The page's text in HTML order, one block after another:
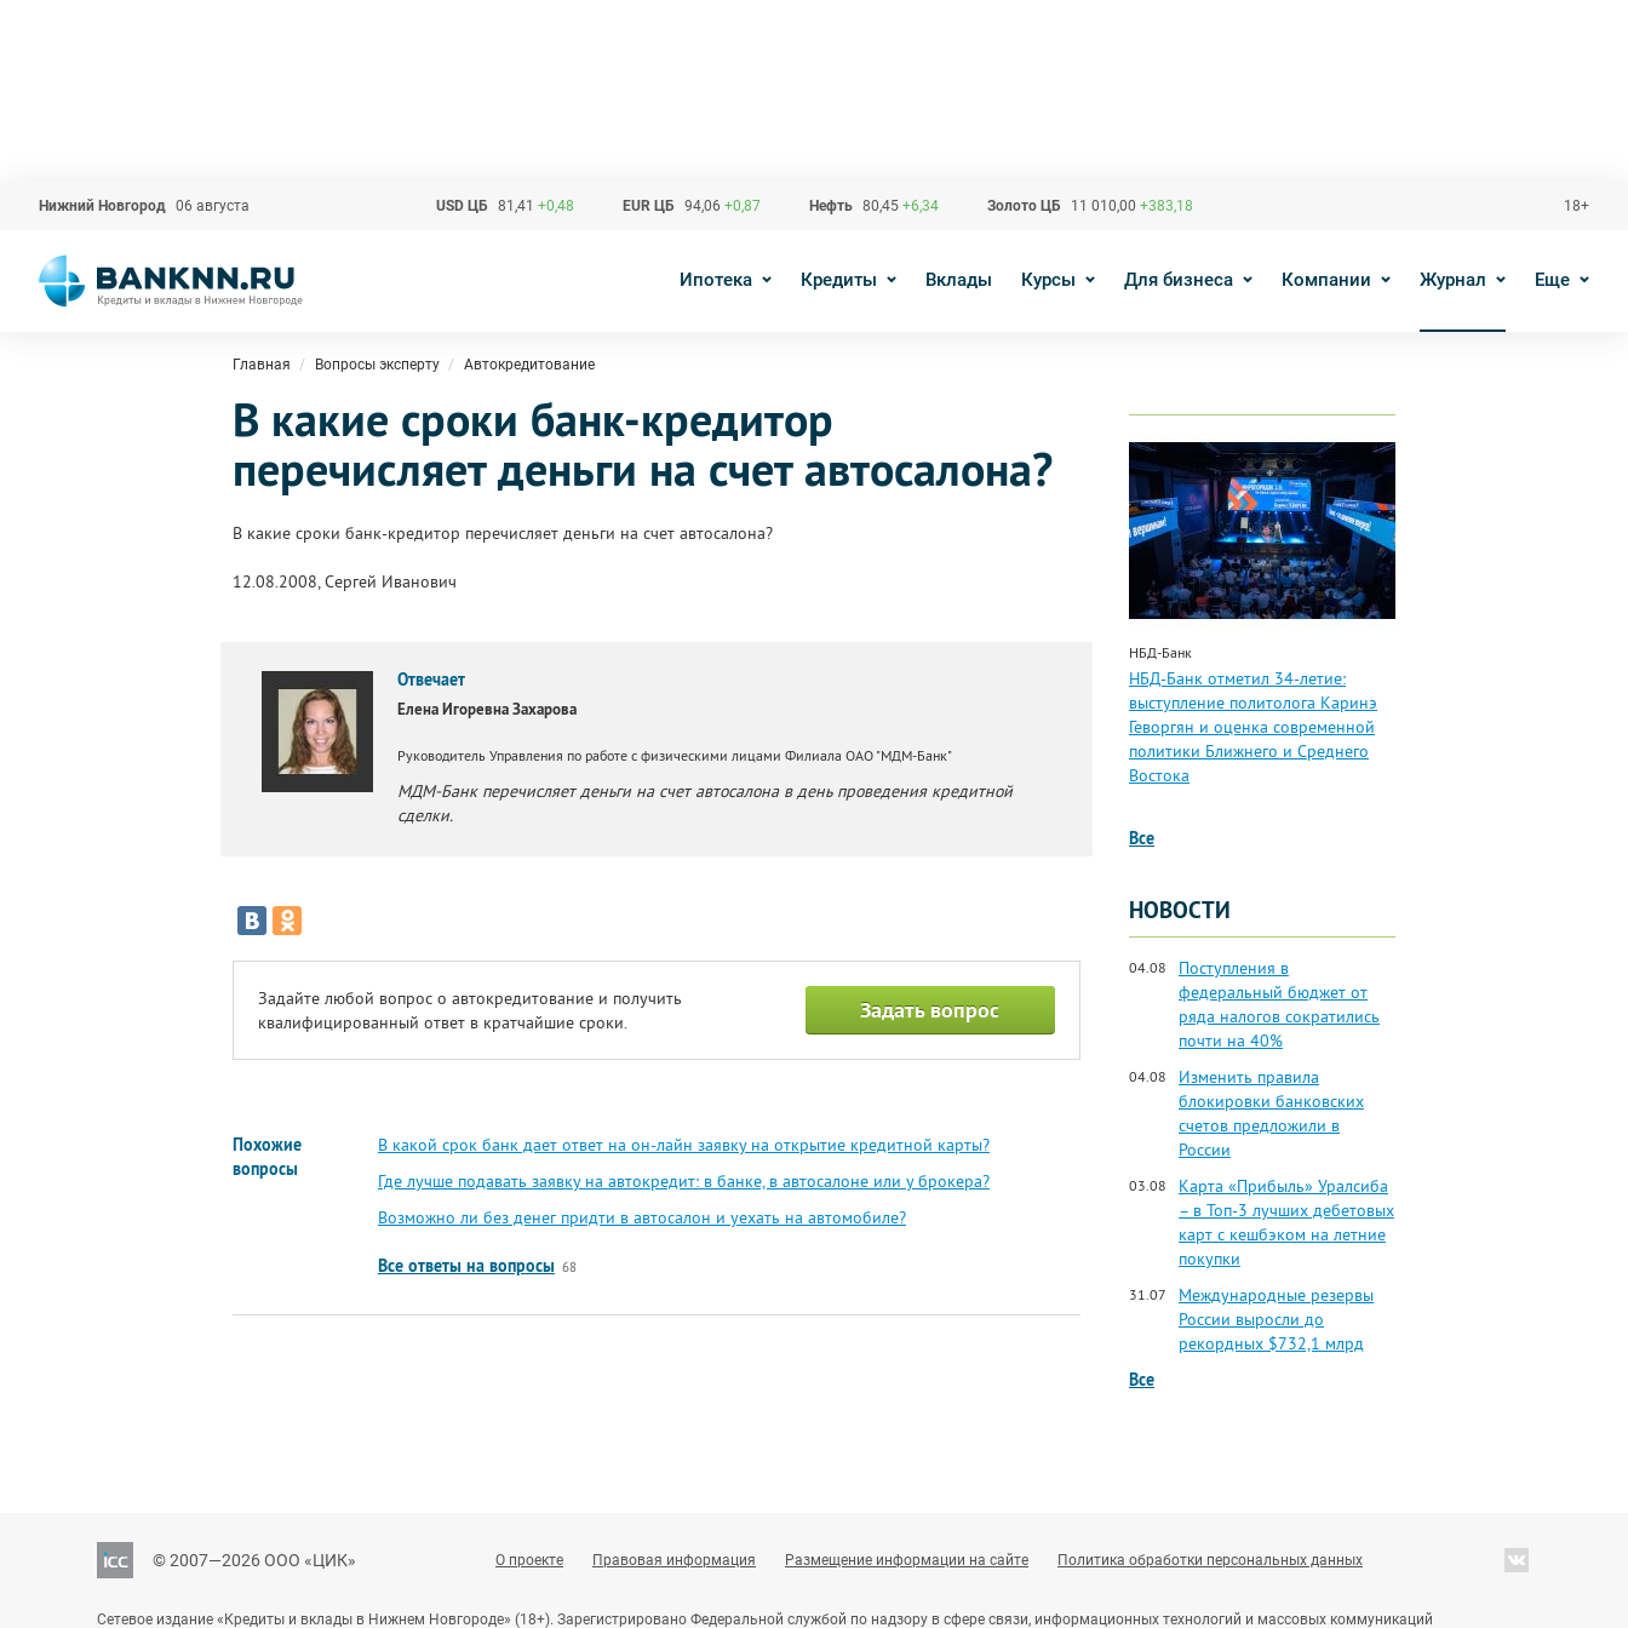
Нижний Новгород 06 августа USD ЦБ 81,41 +0,48 EUR ЦБ 94,06 +0,87 Нефть 80,45 +6,34 Золото ЦБ 11 010,00 +383,18 18+
Ипотека Кредиты Вклады Курсы Для бизнеса Компании Журнал Еще
Главная Вопросы эксперту Автокредитование
В какие сроки банк-кредитор
перечисляет деньги на счет автосалона?
В какие сроки банк-кредитор перечисляет деньги на счет автосалона?
12.08.2008, Сергей Иванович
Отвечает
Елена Игоревна Захарова
Руководитель Управления по работе с физическими лицами Филиала ОАО "МДМ-Банк"
МДМ-Банк перечисляет деньги на счет автосалона в день проведения кредитной
сделки.
Задайте любой вопрос о автокредитование и получить
квалифицированный ответ в кратчайшие сроки.
Задать вопрос
Похожие
вопросы
В какой срок банк дает ответ на он-лайн заявку на открытие кредитной карты?
Где лучше подавать заявку на автокредит: в банке, в автосалоне или у брокера?
Возможно ли без денег придти в автосалон и уехать на автомобиле?
Все ответы на вопросы 68
НБД-Банк
НБД-Банк отметил 34-летие:
выступление политолога Каринэ
Геворгян и оценка современной
политики Ближнего и Среднего
Востока
Все
НОВОСТИ
04.08
Поступления в
федеральный бюджет от
ряда налогов сократились
почти на 40%
04.08
Изменить правила
блокировки банковских
счетов предложили в
России
03.08
Карта «Прибыль» Уралсиба
– в Топ-3 лучших дебетовых
карт с кешбэком на летние
покупки
31.07
Международные резервы
России выросли до
рекордных $732,1 млрд
Все
© 2007—2026 ООО «ЦИК» О проекте Правовая информация Размещение информации на сайте Политика обработки персональных данных
Сетевое издание «Кредиты и вклады в Нижнем Новгороде» (18+). Зарегистрировано Федеральной службой по надзору в сфере связи, информационных технологий и массовых коммуникаций